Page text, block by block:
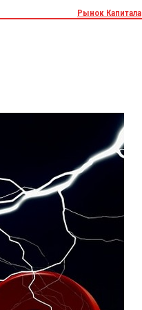
Рынок Капитала